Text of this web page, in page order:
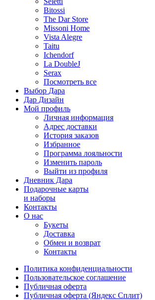
Bitossi
The Dar Store
Missoni Home
Vista Alegre
Taitu
Ichendorf
La DoubleJ
Serax
Посмотреть все
Выбор Дара
Дар Дизайн
Мой профиль
Личная информация
Адрес доставки
История заказов
Избранное
Программа лояльности
Изменить пароль
Выйти из профиля
Дневник Дара
Подарочные карты
и наборы
Контакты
О нас
Букеты
Доставка
Обмен и возврат
Контакты
Политика конфиденциальности
Пользовательское соглашение
Публичная оферта
Публичная оферта (Яндекс Сплит)